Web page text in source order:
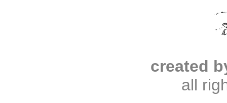
created
all